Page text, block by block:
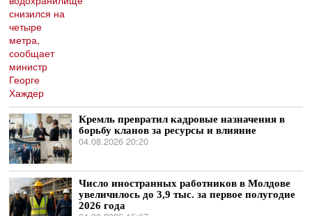
Кремль превратил кадровые назначения в
борьбу кланов за ресурсы и влияние
04.08.2026 20:20
Число иностранных работников в Молдове
увеличилось до 3,9 тыс. за первое полугодие
2026 года